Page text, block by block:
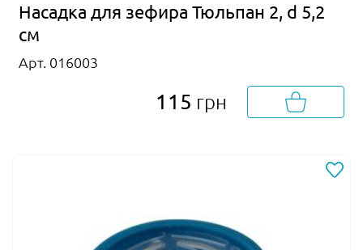
Насадка для зефира Тюльпан 2, d 5,2
см
Арт. 016003
115 грн